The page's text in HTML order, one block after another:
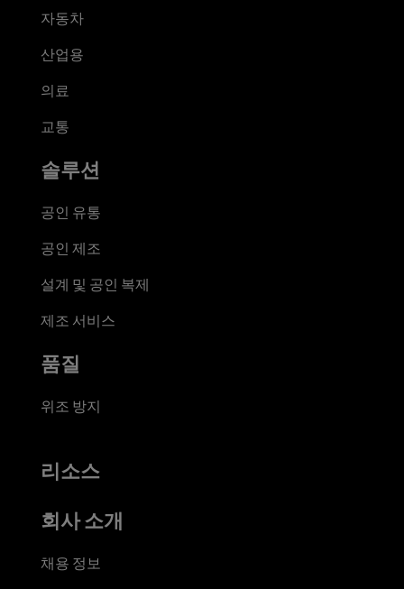
자동차
산업용
의료
교통
솔루션
공인 유통
공인 제조
설계 및 공인 복제
제조 서비스
품질
위조 방지
리소스
회사 소개
채용 정보